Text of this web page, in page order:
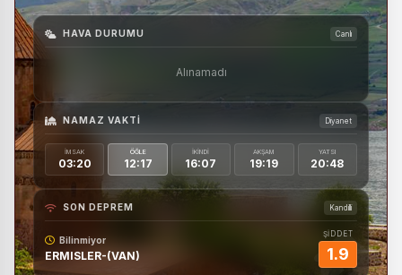
HAVA DURUMU Canlı
Alınamadı
NAMAZ VAKTI Diyanet
İMSAK
03:20
ÖĞLE
12:17
İKINDI
16:07
AKŞAM
19:19
YATSI
20:48
SON DEPREM Kandilli
Bilinmiyor
ERMISLER-(VAN)
ŞİDDET
1.9